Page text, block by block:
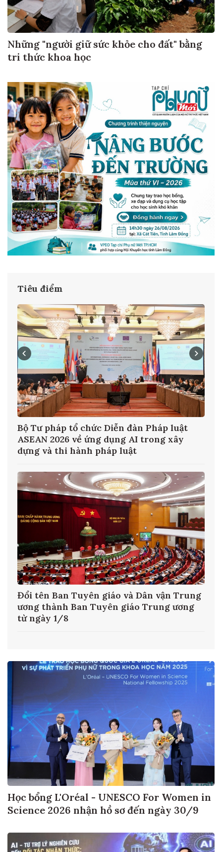
Những "người giữ sức khỏe cho đất" bằng
tri thức khoa học
Tiêu điểm
Tổng Bí thư, Chủ tịch nước Tô Lâm: Ngoại
giao khoa học công nghệ phải trở thành
nhiệm vụ thường xuyên
Bộ Chính trị yêu cầu giảm tối thiểu 20%
đầu mối cơ sở giáo dục đại học công lập
Học bổng L'Oréal - UNESCO For Women in
Science 2026 nhận hồ sơ đến ngày 30/9